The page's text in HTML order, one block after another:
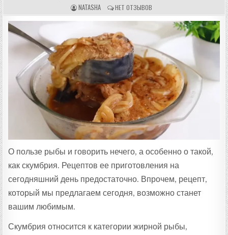
А
В
Т
Р
Е
Ц
Е
П
Т
А
:
NATASHA О
Т
З
В
Ы
:
НЕТ ОТЗЫВОВ
О пользе рыбы и говорить нечего, а особенно о такой,
как скумбрия. Рецептов ее приготовления на
сегодняшний день предостаточно. Впрочем, рецепт,
который мы предлагаем сегодня, возможно станет
вашим любимым.
Скумбрия относится к категории жирной рыбы,